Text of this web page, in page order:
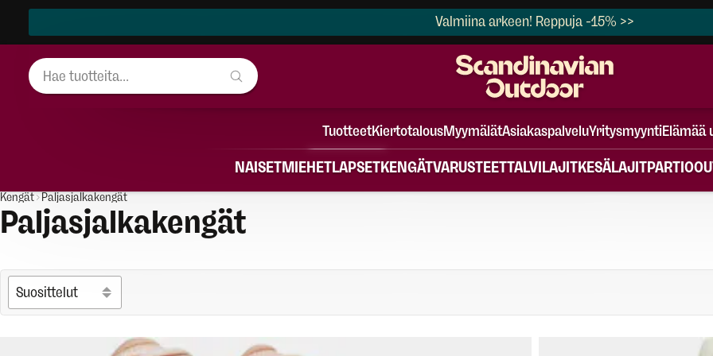
Valmiina arkeen! Reppuja -15% >>
TuotteetKiertotalousMyymälätAsiakaspalveluYritysmyyntiElämää
NAISETMIEHETLAPSETKENGÄTVARUSTEETTALVILAJITKESÄLAJITPARTIO
Kengät Paljasjalkakengät
Paljasjalkakengät